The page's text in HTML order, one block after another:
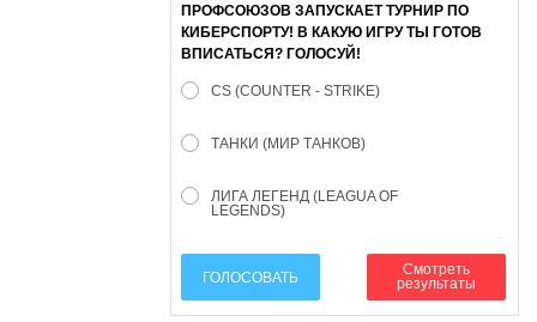
ПРОФСОЮЗОВ ЗАПУСКАЕТ ТУРНИР ПО
КИБЕРСПОРТУ! В КАКУЮ ИГРУ ТЫ ГОТОВ
ВПИСАТЬСЯ? ГОЛОСУЙ!
CS (COUNTER - STRIKE)
ТАНКИ (МИР ТАНКОВ)
ЛИГА ЛЕГЕНД (LEAGUA OF
LEGENDS)
ГОЛОСОВАТЬ
Смотреть
результаты